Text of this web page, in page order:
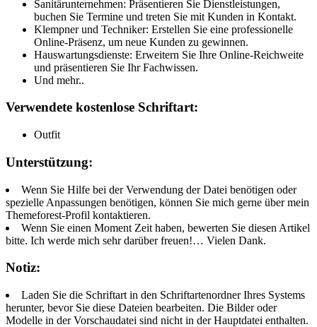
Sanitärunternehmen: Präsentieren Sie Dienstleistungen,
buchen Sie Termine und treten Sie mit Kunden in Kontakt.
Klempner und Techniker: Erstellen Sie eine professionelle
Online-Präsenz, um neue Kunden zu gewinnen.
Hauswartungsdienste: Erweitern Sie Ihre Online-Reichweite
und präsentieren Sie Ihr Fachwissen.
Und mehr..
Verwendete kostenlose Schriftart:
Outfit
Unterstützung:
Wenn Sie Hilfe bei der Verwendung der Datei benötigen oder
spezielle Anpassungen benötigen, können Sie mich gerne über mein
Themeforest-Profil kontaktieren.
Wenn Sie einen Moment Zeit haben, bewerten Sie diesen Artikel
bitte. Ich werde mich sehr darüber freuen!… Vielen Dank.
Notiz:
Laden Sie die Schriftart in den Schriftartenordner Ihres Systems
herunter, bevor Sie diese Dateien bearbeiten. Die Bilder oder
Modelle in der Vorschaudatei sind nicht in der Hauptdatei enthalten.